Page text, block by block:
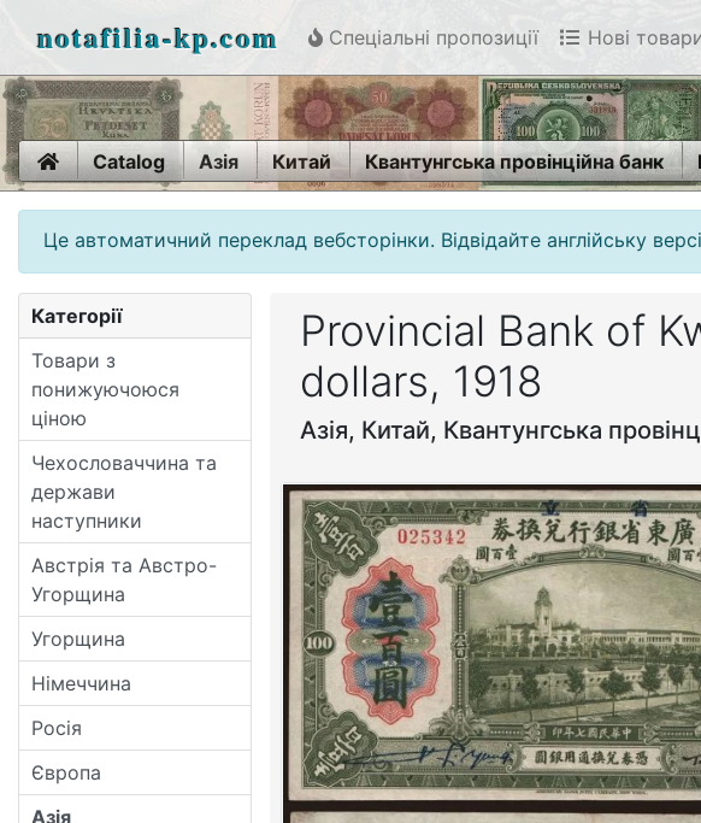
notafilia-kp.com Спеціальні пропозиції Нові
HomeCatalog Азія Китай Квантунгська провінційна банк
Це автоматичний переклад вебсторінки. Відвідайте англійську
Категорії
Товари з
понижуючоюся
ціною
Чехословаччина та
держави
наступники
Австрія та Австро-
Угорщина
Угорщина
Німеччина
Росія
Європа
Азія
Provincial Bank of
dollars, 1918
Азія, Китай, Квантунгська